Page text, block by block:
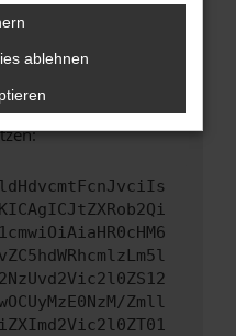
Schritte versucht
Wir werden
beheben. Du kannst
um uns bei der
Zmll
ablehnen